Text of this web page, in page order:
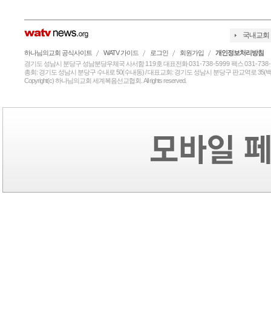
국내교회
하나님의교회 공식사이트 WATV 가이드 로그인 회원가입
개인정보처리방침
경기도 성남시 분당구 성남분당우체국 사서함119호 대표전화031-738-5999 팩스031-
총회: 경기도 성남시 분당구 수내로 50(수내동) / 대표교회: 경기도 성남시 분당구 판교역로 35(
Copyright(c) 하나님의교회 세계복음선교협회. All rights reserved.